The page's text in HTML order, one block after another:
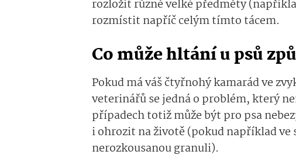
rozložit různě velké předměty
rozmístit napříč celým tímto tácem.
Co může hltání u psů
Pokud má váš čtyřnohý kamarád ve
veterinářů se jedná o problém, který
případech totiž může být pro psa
i ohrozit na životě (pokud například ve
nerozkousanou granuli).